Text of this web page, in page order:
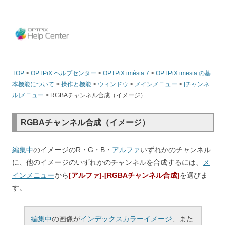
TOP > OPTPiX ヘルプセンター > OPTPiX imésta 7 > OPTPiX imesta の基
本機能について > 操作と機能 > ウィンドウ > メインメニュー > [チャンネ
ル]メニュー > RGBAチャンネル合成（イメージ）
RGBAチャンネル合成（イメージ）
編集中のイメージのR・G・B・ アルファいずれかのチャンネル
に、他のイメージのいずれかのチャンネルを合成するには、
メ
インメニューから[アルファ]-[RGBAチャンネル合成]を選びま
す。
編集中の画像がインデックスカラーイメージ 、また